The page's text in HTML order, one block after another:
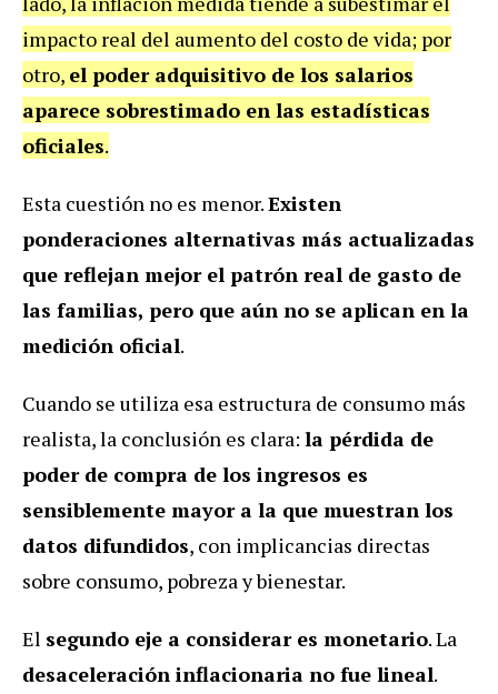
impacto real del aumento del costo de vida; por
otro, el poder adquisitivo de los salarios
aparece sobrestimado en las estadísticas
oficiales.
Esta cuestión no es menor.Existen
ponderaciones alternativas más actualizadas
que reflejan mejor el patrón real de gasto de
las familias, pero que aún no se aplican en la
medición oficial.
Cuando se utiliza esa estructura de consumo más
realista, la conclusión es clara: la pérdida de
poder de compra de los ingresos es
sensiblemente mayor a la que muestran los
datos difundidos, con implicancias directas
sobre consumo, pobreza y bienestar.
El segundo eje a considerar es monetario. La
desaceleración inflacionaria no fue lineal.